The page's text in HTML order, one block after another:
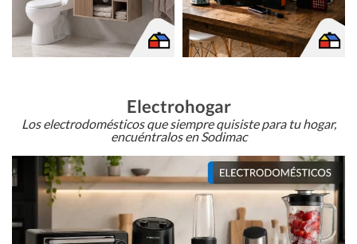
Electrohogar
Los electrodomésticos que siempre quisiste para tu hogar,
encuéntralos en Sodimac